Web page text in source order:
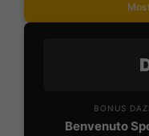
BONUS
Benvenuto